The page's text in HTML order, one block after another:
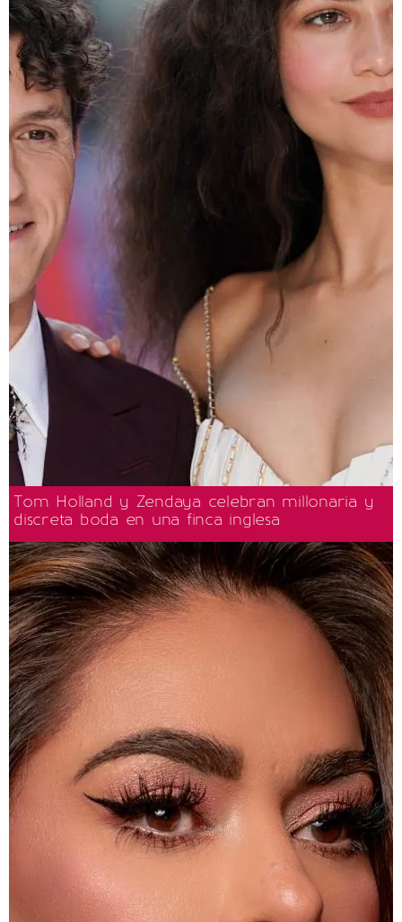
Tom Holland y Zendaya celebran millonaria y
discreta boda en una finca inglesa